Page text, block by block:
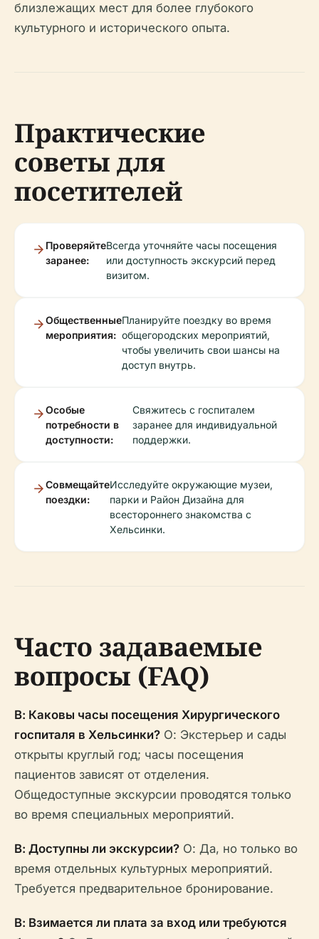
близлежащих мест для более глубокого
культурного и исторического опыта.
Практические
советы для
посетителей
Проверяйте
заранее:
Всегда уточняйте часы посещения
или доступность экскурсий перед
визитом.
Общественные
мероприятия:
Планируйте поездку во время
общегородских мероприятий,
чтобы увеличить свои шансы на
доступ внутрь.
Особые
потребности в
доступности:
Свяжитесь с госпиталем
заранее для индивидуальной
поддержки.
Совмещайте
поездки:
Исследуйте окружающие музеи,
парки и Район Дизайна для
всестороннего знакомства с
Хельсинки.
Часто задаваемые
вопросы (FAQ)
В: Каковы часы посещения Хирургического
госпиталя в Хельсинки? О: Экстерьер и сады
открыты круглый год; часы посещения
пациентов зависят от отделения.
Общедоступные экскурсии проводятся только
во время специальных мероприятий.
В: Доступны ли экскурсии? О: Да, но только во
время отдельных культурных мероприятий.
Требуется предварительное бронирование.
В: Взимается ли плата за вход или требуются